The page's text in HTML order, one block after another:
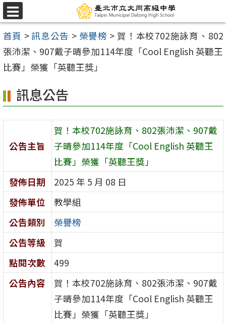
跳
至
主
要
內
區
選
單
首頁 >訊息公告 > 榮譽榜 >賀！本校702施詠育、802
張沛潔、907戴子晴參加114年度「Cool English 英聽王
比賽」榮獲「英聽王獎」
訊息公告
公告主旨
賀！本校702施詠育、802張沛潔、907戴
子晴參加114年度「Cool English 英聽王
比賽」榮獲「英聽王獎」
發佈日期
2025 年 5 月 08 日
發佈單位
教學組
公告類別
榮譽榜
公告等級
賀
點閱次數
499
公告內容
賀！本校702施詠育、802張沛潔、907戴
子晴參加114年度「Cool English 英聽王
比賽」榮獲「英聽王獎」